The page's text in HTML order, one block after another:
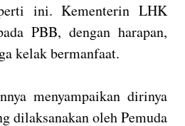
ini. Kementerin LHK
PBB, dengan harapan,
kelak bermanfaat.
menyampaikan dirinya
dilaksanakan oleh Pemuda